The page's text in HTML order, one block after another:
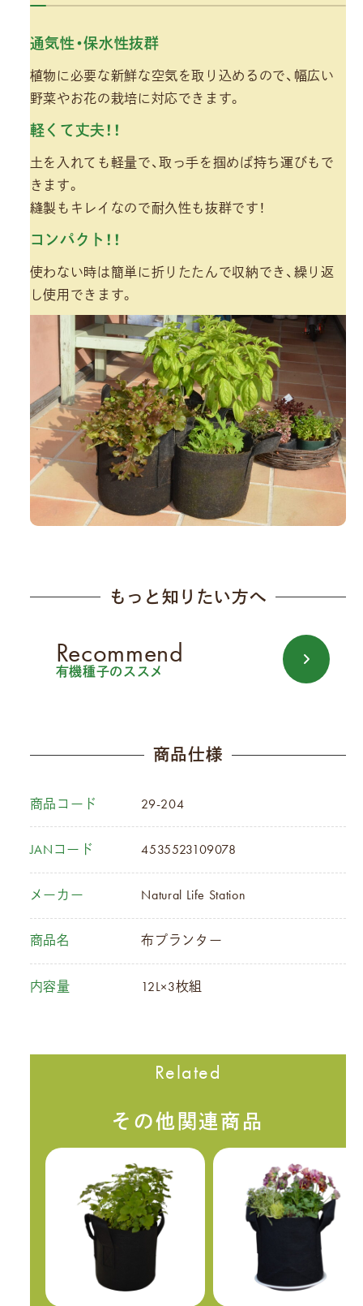
通気性・保水性抜群
植物に必要な新鮮な空気を取り込めるので、幅広い
野菜やお花の栽培に対応できます。
軽くて丈夫！！
土を入れても軽量で、取っ手を掴めば持ち運びもで
きます。
縫製もキレイなので耐久性も抜群です！
コンパクト！！
使わない時は簡単に折りたたんで収納でき、繰り返
し使用できます。
もっと知りたい方へ
Recommend
有機種子のススメ
商品仕様
商品コード 29-204
JANコード 4535523109078
メーカー Natural Life Station
商品名 布プランター
内容量 12L×3枚組
Related
その他関連商品